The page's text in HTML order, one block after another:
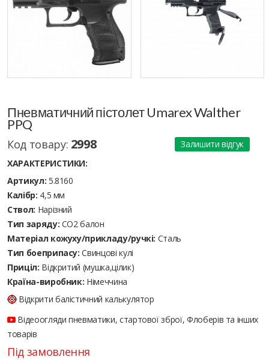
Пневматичний пістолет Umarex Walther
PPQ
Код товару: 2998
Залишити відгук
ХАРАКТЕРИСТИКИ:
Артикул: 5.8160
Калібр: 4,5 мм
Ствол: Нарізний
Тип заряду: CO2 балон
Матеріал кожуху/прикладу/ручкі: Сталь
Тип боеприпасу: Cвинцові кулі
Приціл: Відкритий (мушка,цілик)
Країна-виробник: Німеччина
Відкрити балістичний калькулятор
Відеоогляди пневматики, стартової зброї, Флоберів та інших
товарів
Під замовлення